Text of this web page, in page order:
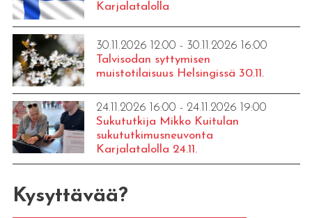
Karjalatalolla
30.11.2026 12:00 - 30.11.2026 16:00
Talvisodan syttymisen
muistotilaisuus Helsingissä 30.11.
24.11.2026 16:00 - 24.11.2026 19:00
Sukututkija Mikko Kuitulan
sukututkimusneuvonta
Karjalatalolla 24.11.
Kysyttävää?